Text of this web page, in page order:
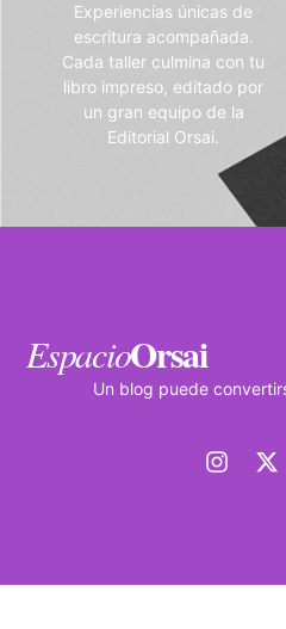
Experiencias únicas de
escritura acompañada.
Cada taller culmina con tu
libro impreso, editado por
un gran equipo de la
Editorial Orsai.
EspacioOrsai
Un blog puede